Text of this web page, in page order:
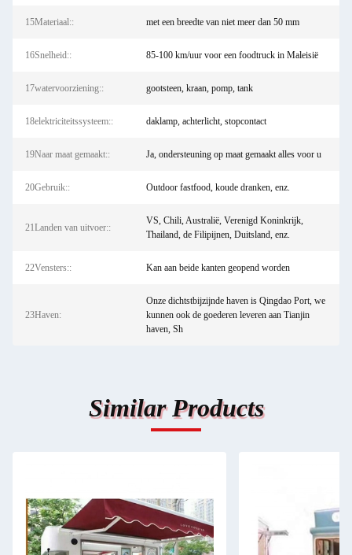
15Materiaal:: met een breedte van niet meer dan 50 mm
16Snelheid:: 85-100 km/uur voor een foodtruck in Maleisië
17watervoorziening:: gootsteen, kraan, pomp, tank
18elektriciteitssysteem:: daklamp, achterlicht, stopcontact
19Naar maat gemaakt:: Ja, ondersteuning op maat gemaakt alles voor u
20Gebruik:: Outdoor fastfood, koude dranken, enz.
21Landen van uitvoer::
VS, Chili, Australië, Verenigd Koninkrijk,
Thailand, de Filipijnen, Duitsland, enz.
22Vensters:: Kan aan beide kanten geopend worden
23Haven:
Onze dichtstbijzijnde haven is Qingdao Port, we
kunnen ook de goederen leveren aan Tianjin
haven, Sh
Similar Products